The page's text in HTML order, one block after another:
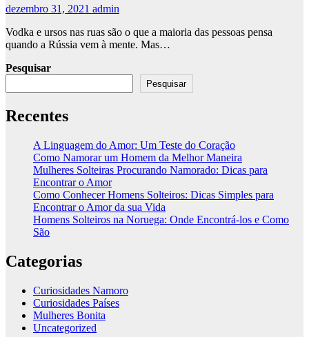
dezembro 31, 2021 admin
Vodka e ursos nas ruas são o que a maioria das pessoas pensa
quando a Rússia vem à mente. Mas…
Pesquisar
Pesquisar
Recentes
A Linguagem do Amor: Um Teste do Coração
Como Namorar um Homem da Melhor Maneira
Mulheres Solteiras Procurando Namorado: Dicas para
Encontrar o Amor
Como Conhecer Homens Solteiros: Dicas Simples para
Encontrar o Amor da sua Vida
Homens Solteiros na Noruega: Onde Encontrá-los e Como
São
Categorias
Curiosidades Namoro
Curiosidades Países
Mulheres Bonita
Uncategorized